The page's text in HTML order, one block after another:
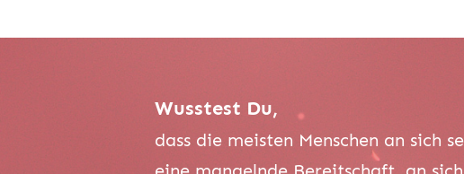
Wusstest Du,
dass die meisten Menschen an sich